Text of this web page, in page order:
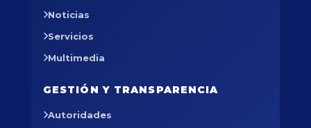
Noticias
Servicios
Multimedia
GESTIÓN Y TRANSPARENCIA
Autoridades